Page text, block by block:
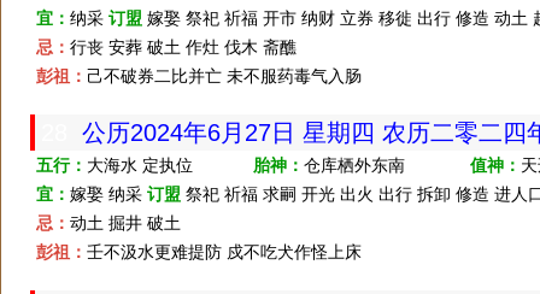
宜： 纳采 订盟 嫁娶 祭祀 祈福 开市 纳财 立券 移徙 出行 修造 动
忌： 行丧 安葬 破土 作灶 伐木 斋醮
彭祖： 己不破券二比并亡 未不服药毒气入肠
公历2024年6月27日 星期四 农历二零二
五行： 大海水 定执位 胎神： 仓库栖外东南 值神：
宜： 嫁娶 纳采 订盟 祭祀 祈福 求嗣 开光 出火 出行 拆卸 修造 进人
忌： 动土 掘井 破土
彭祖： 壬不汲水更难提防 戍不吃犬作怪上床